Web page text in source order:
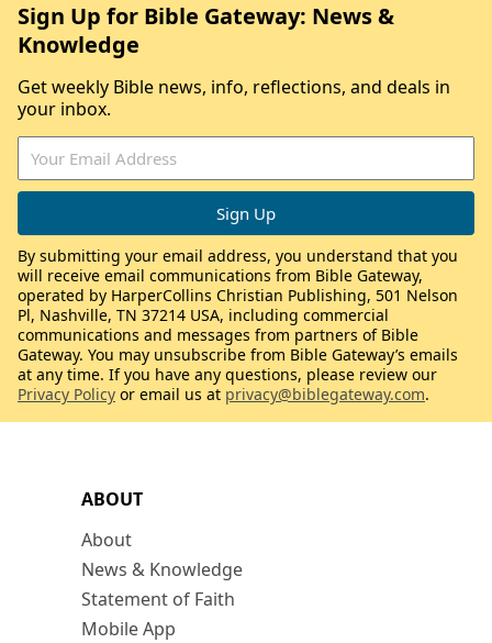
ABOUT
About
News & Knowledge
Statement of Faith
Mobile App
Sign Up for Bible Gateway: News &
Knowledge
Get weekly Bible news, info, reflections, and deals in
your inbox.
By submitting your email address, you understand that you
will receive email communications from Bible Gateway,
operated by HarperCollins Christian Publishing, 501 Nelson
Pl, Nashville, TN 37214 USA, including commercial
communications and messages from partners of Bible
Gateway. You may unsubscribe from Bible Gateway’s emails
at any time. If you have any questions, please review our
Privacy Policy or email us at privacy@biblegateway.com.